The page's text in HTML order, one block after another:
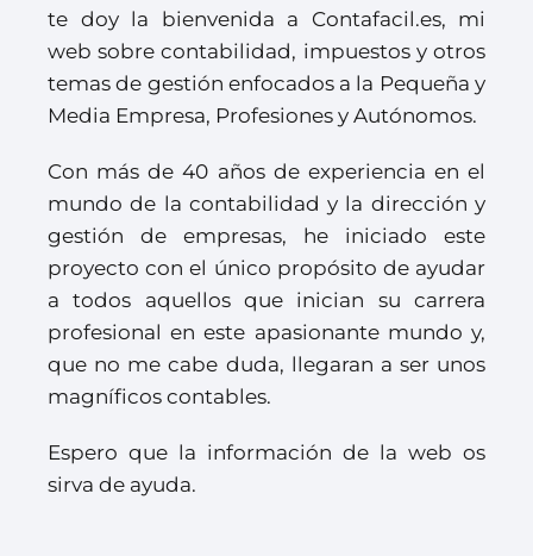
te doy la bienvenida a Contafacil.es, mi
web sobre contabilidad, impuestos y otros
temas de gestión enfocados a la Pequeña y
Media Empresa, Profesiones y Autónomos.
Con más de 40 años de experiencia en el
mundo de la contabilidad y la dirección y
gestión de empresas, he iniciado este
proyecto con el único propósito de ayudar
a todos aquellos que inician su carrera
profesional en este apasionante mundo y,
que no me cabe duda, llegaran a ser unos
magníficos contables.
Espero que la información de la web os
sirva de ayuda.